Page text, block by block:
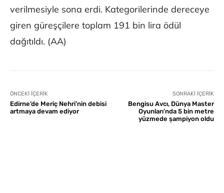
verilmesiyle sona erdi. Kategorilerinde dereceye
giren güreşçilere toplam 191 bin lira ödül
dağıtıldı. (AA)
ÖNCEKI İÇERIK
Edirne’de Meriç Nehri’nin debisi
artmaya devam ediyor
SONRAKI İÇERIK
Bengisu Avcı, Dünya Master
Oyunları’nda 5 bin metre
yüzmede şampiyon oldu